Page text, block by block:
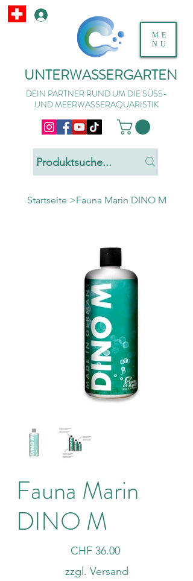
UNTERWASSERGARTEN
DEIN PARTNER RUND UM DIE SÜSS-
UND MEERWASSERAQUARISTIK
ME
NU
Startseite >Fauna Marin DINO M
Fauna Marin
DINO M
Preis
CHF 36.00
zzgl. Versand